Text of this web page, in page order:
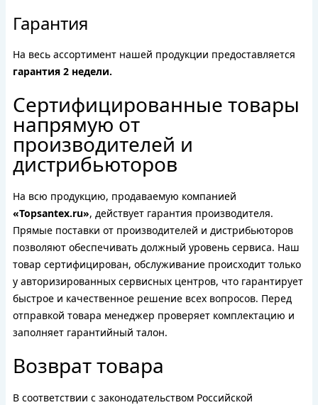
Гарантия
На весь ассортимент нашей продукции предоставляется
гарантия 2 недели.
Сертифицированные товары
напрямую от
производителей и
дистрибьюторов
На всю продукцию, продаваемую компанией
«Topsantex.ru», действует гарантия производителя.
Прямые поставки от производителей и дистрибьюторов
позволяют обеспечивать должный уровень сервиса. Наш
товар сертифицирован, обслуживание происходит только
у авторизированных сервисных центров, что гарантирует
быстрое и качественное решение всех вопросов. Перед
отправкой товара менеджер проверяет комплектацию и
заполняет гарантийный талон.
Возврат товара
В соответствии с законодательством Российской